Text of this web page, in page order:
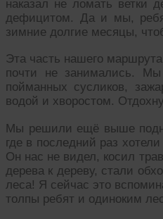
наказал не ломать ветки
дефицитом. Да и мы,
зимние долгие месяцы,
Эта часть нашего
почти не занимались.
пойманных сусликов,
водой и хворостом.
Мы решили ещё выше
где в последний раз
Он нас не видел, косил
дерева к дереву, стали
леса! Я сейчас это
толпы ребят и одиноким